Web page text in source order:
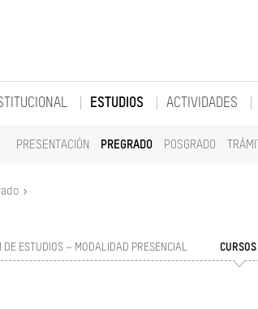
ESTUDIOS
PRESENTACIÓN PREGRADO POSGRADO
ACTIVIDADES
DE ESTUDIOS – MODALIDAD PRESENCIAL CURSOS